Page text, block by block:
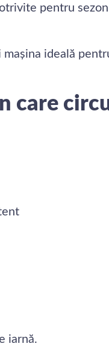
pentru
ideală
care
iarnă.